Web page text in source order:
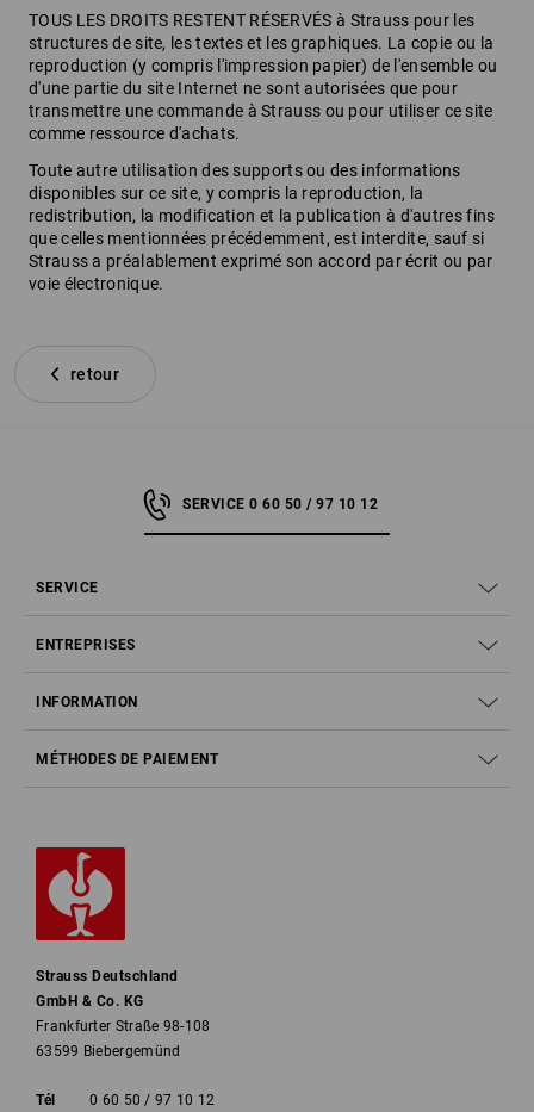
TOUS LES DROITS RESTENT RÉSERVÉS à Strauss pour les
structures de site, les textes et les graphiques. La copie ou la
reproduction (y compris l'impression papier) de l'ensemble ou
d'une partie du site Internet ne sont autorisées que pour
transmettre une commande à Strauss ou pour utiliser ce site
comme ressource d'achats.
Toute autre utilisation des supports ou des informations
disponibles sur ce site, y compris la reproduction, la
redistribution, la modification et la publication à d'autres fins
que celles mentionnées précédemment, est interdite, sauf si
Strauss a préalablement exprimé son accord par écrit ou par
voie électronique.
retour
SERVICE 0 60 50 / 97 10 12
SERVICE
ENTREPRISES
INFORMATION
MÉTHODES DE PAIEMENT
Strauss Deutschland
GmbH & Co. KG
Frankfurter Straße 98-108
63599 Biebergemünd
Tél
0 60 50 / 97 10 12